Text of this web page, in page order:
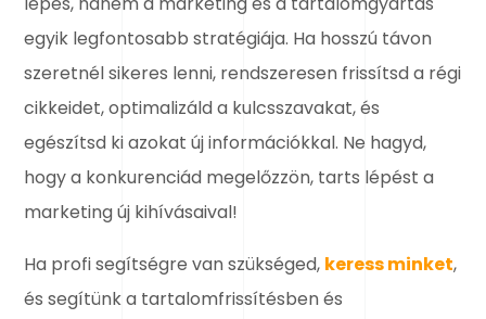
egyik legfontosabb stratégiája. Ha hosszú távon
szeretnél sikeres lenni, rendszeresen frissítsd a régi
cikkeidet, optimalizáld a kulcsszavakat, és
egészítsd ki azokat új információkkal. Ne hagyd,
hogy a konkurenciád megelőzzön, tarts lépést a
marketing új kihívásaival!
Ha profi segítségre van szükséged, keress minket,
és segítünk a tartalomfrissítésben és